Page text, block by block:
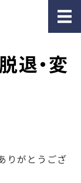
退・変
りがとうござ